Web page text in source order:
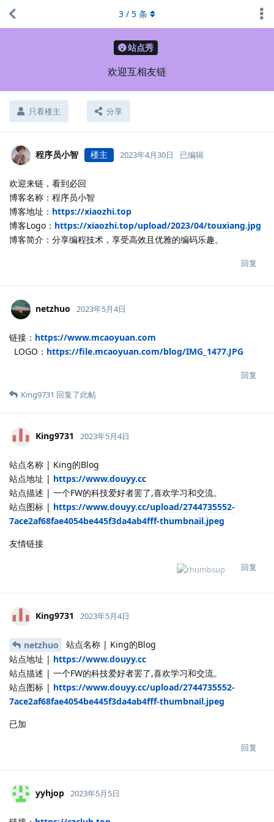
站点秀
欢迎互相友链
只看楼主 分享
3 / 5 条
程序员小智 楼主 2023年4月30日 已编辑
欢迎来链，看到必回
博客名称：程序员小智
博客地址： https://xiaozhi.top
博客Logo： https://xiaozhi.top/upload/2023/04/touxiang.jpg
博客简介：分享编程技术，享受高效且优雅的编码乐趣。
回复
netzhuo 2023年5月4日
链接： https://www.mcaoyuan.com
LOGO： https://file.mcaoyuan.com/blog/IMG_1477.JPG
回复
King9731 回复了此帖
King9731 2023年5月4日
站点名称 | King的Blog
站点地址 | https://www.douyy.cc
站点描述 | 一个FW的科技爱好者罢了,喜欢学习和交流。
站点图标 | https://www.douyy.cc/upload/2744735552-
7ace2af68fae4054be445f3da4ab4fff-thumbnail.jpeg
友情链接
回复
King9731 2023年5月4日
netzhuo
站点名称 | King的Blog
站点地址 | https://www.douyy.cc
站点描述 | 一个FW的科技爱好者罢了,喜欢学习和交流。
站点图标 | https://www.douyy.cc/upload/2744735552-
7ace2af68fae4054be445f3da4ab4fff-thumbnail.jpeg
已加
回复
yyhjop 2023年5月5日